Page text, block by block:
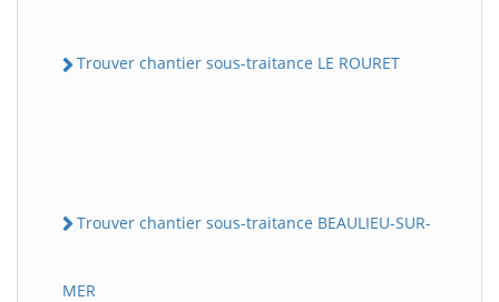
Trouver chantier sous-traitance LE ROURET
Trouver chantier sous-traitance BEAULIEU-SUR-
MER